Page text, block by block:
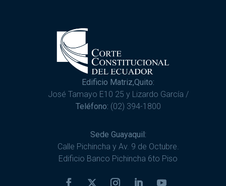
Edificio Matriz,Quito:
José Tamayo E10 25 y Lizardo García /
Teléfono: (02) 394-1800
Sede Guayaquil:
Calle Pichincha y Av. 9 de Octubre.
Edificio Banco Pichincha 6to Piso